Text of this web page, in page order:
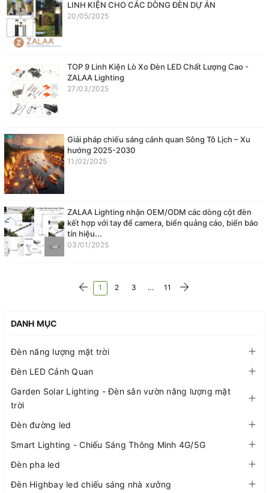
LINH KIỆN CHO CÁC DÒNG ĐÈN DỰ ÁN
20/05/2025
TOP 9 Linh Kiện Lò Xo Đèn LED Chất Lượng Cao -
ZALAA Lighting
27/03/2025
Giải pháp chiếu sáng cảnh quan Sông Tô Lịch – Xu
hướng 2025-2030
11/02/2025
ZALAA Lighting nhận OEM/ODM các dòng cột đèn
kết hợp với tay để camera, biển quảng cáo, biển báo
tín hiệu...
03/01/2025
1 2 3 ... 11
DANH MỤC
Đèn năng lượng mặt trời
Đèn LED Cảnh Quan
Garden Solar Lighting - Đèn sân vườn năng lượng mặt
trời
Đèn đường led
Smart Lighting - Chiếu Sáng Thông Minh 4G/5G
Đèn pha led
Đèn Highbay led chiếu sáng nhà xưởng